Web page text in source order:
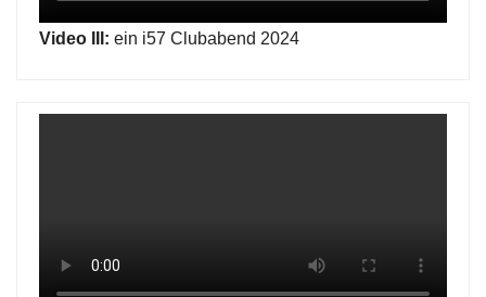
Video III: ein i57 Clubabend 2024